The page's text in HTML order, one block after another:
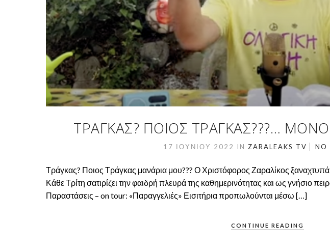
ΤΡΆΓΚΑΣ? ΠΟΙΟΣ ΤΡΆΓΚΑΣ???… ΜΌΝΟ
17 ΙΟΥΝΊΟΥ 2022 IN ZARALEAKS TV NO
Τράγκας? Ποιος Τράγκας μανάρια μου??? Ο Χριστόφορος Ζαραλίκος
Κάθε Τρίτη σατιρίζει την φαιδρή πλευρά της καθημερινότητας και ως γνήσιο
Παραστάσεις – on tour: «Παραγγελιές» Εισιτήρια προπωλούνται μέσω […]
CONTINUE READING